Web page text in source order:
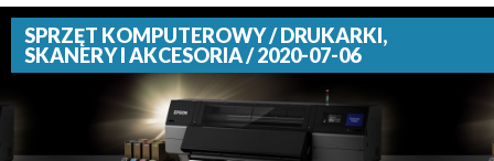
SPRZĘT KOMPUTEROWY / DRUKARKI,
SKANERY I AKCESORIA / 2020-07-06